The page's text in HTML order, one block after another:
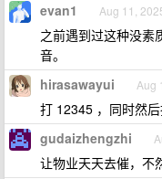
evan1 Aug 11,
之前遇到过这种没素
音。
hirasawayui Aug
打 12345 ，同时然
gudaizhengzhi
让物业天天去催，不